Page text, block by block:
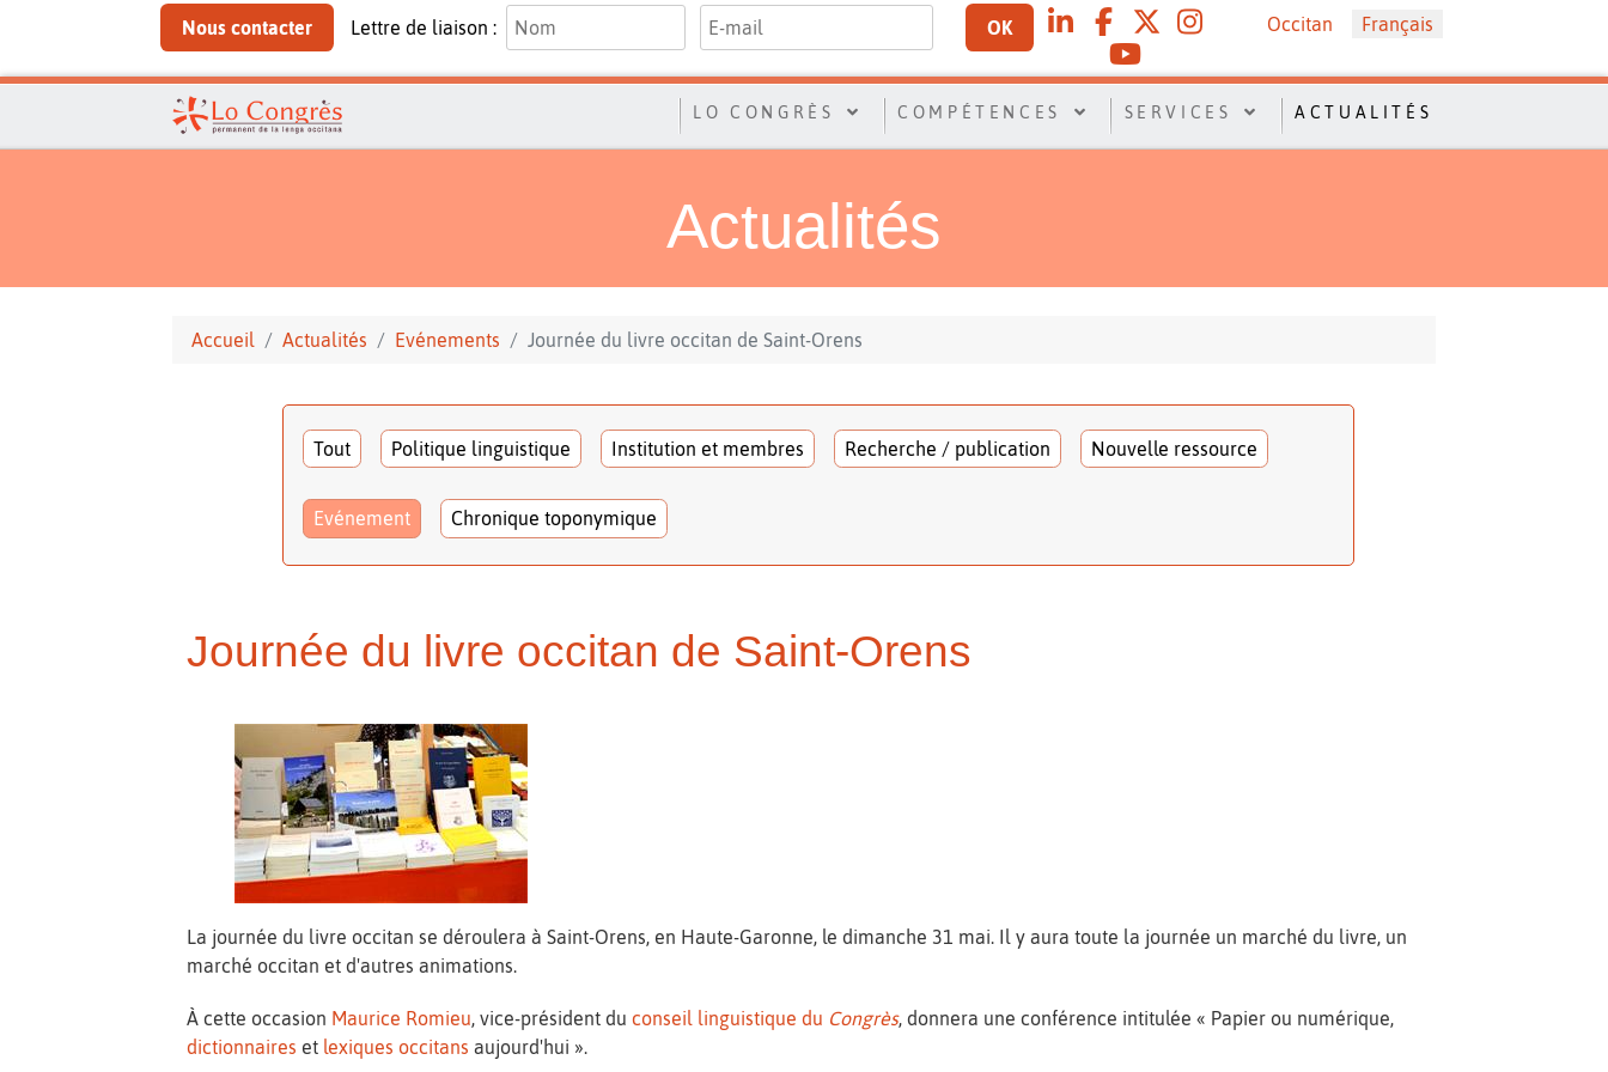
Nous contacter Lettre de liaison : OK Sélectionnez votre langue
Occitan Français
LO CONGRÈS COMPÉTENCES SERVICES ACTUALITÉS
Actualités
Accueil Actualités Evénements Journée du livre occitan de Saint-Orens
Tout Politique linguistique Institution et membres Recherche / publication Nouvelle ressource
Evénement Chronique toponymique
Journée du livre occitan de Saint-Orens
La journée du livre occitan se déroulera à Saint-Orens, en Haute-Garonne, le dimanche 31 mai. Il y aura toute la journée un marché du livre, un
marché occitan et d'autres animations.
À cette occasion Maurice Romieu, vice-président duconseil linguistique du Congrès, donnera une conférence intitulée « Papier ou numérique,
dictionnaires et lexiques occitans aujourd'hui ».